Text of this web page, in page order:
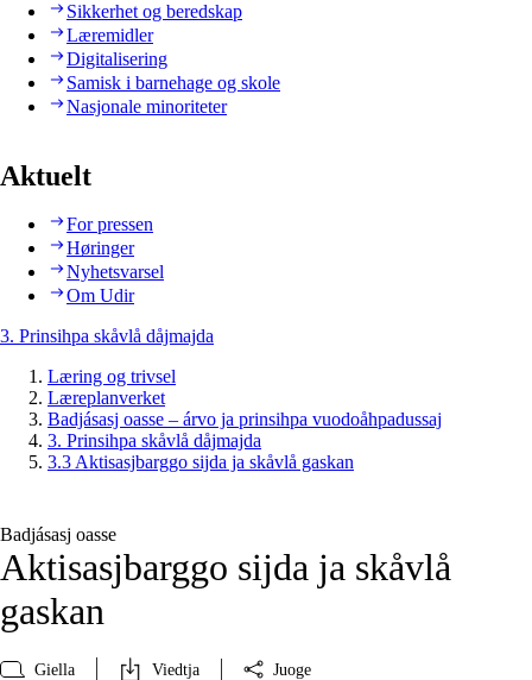
Sikkerhet og beredskap
Læremidler
Digitalisering
Samisk i barnehage og skole
Nasjonale minoriteter
Aktuelt
For pressen
Høringer
Nyhetsvarsel
Om Udir
3. Prinsihpa skåvlå dåjmajda
Læring og trivsel
Læreplanverket
Badjásasj oasse – árvo ja prinsihpa vuodoåhpadussaj
3. Prinsihpa skåvlå dåjmajda
3.3 Aktisasjbarggo sijda ja skåvlå gaskan
Badjásasj oasse
Aktisasjbarggo sijda ja skåvlå
gaskan
Giella Viedtja Juoge